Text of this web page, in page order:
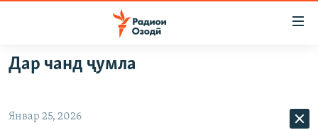
Ҷаҳиш
ба
аслӣ
Ҷаҳиш
ГӮШАҲО
РӮЗГОРИ МУҲОҶИР
Дар чанд ҷумла
Январ 25, 2026